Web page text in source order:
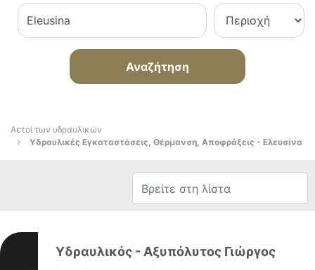
Αναζήτηση
Αετοί των υδραυλικών
Υδραυλικές Εγκαταστάσεις, Θέρμανση, Αποφράξεις - Ελευσίνα
Υδραυλικός - Αξυπόλυτος Γιώργος